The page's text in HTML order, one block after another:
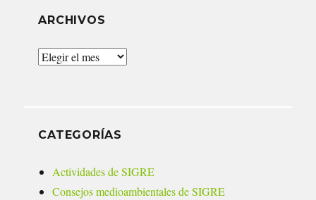
ARCHIVOS
Archivos
CATEGORÍAS
Actividades de SIGRE
Consejos medioambientales de SIGRE